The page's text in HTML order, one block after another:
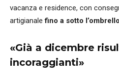
vacanza e residence, con
artigianalefino a sotto
«Già a dicembre
incoraggianti»